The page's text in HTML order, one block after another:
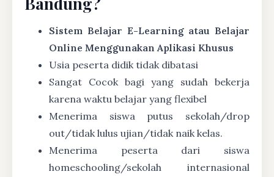
Sistem Belajar E-Learning atau Belajar
Online Menggunakan Aplikasi Khusus
Usia peserta didik tidak dibatasi
Sangat Cocok bagi yang sudah bekerja
karena waktu belajar yang flexibel
Menerima siswa putus sekolah/drop
out/tidak lulus ujian/tidak naik kelas.
Menerima peserta dari siswa
homeschooling/sekolah internasional